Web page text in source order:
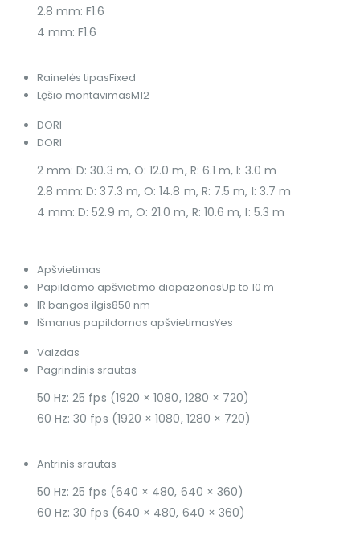
2.8 mm: F1.6
4 mm: F1.6
Rainelės tipasFixed
Lęšio montavimasM12
DORI
DORI
2 mm: D: 30.3 m, O: 12.0 m, R: 6.1 m, I: 3.0 m
2.8 mm: D: 37.3 m, O: 14.8 m, R: 7.5 m, I: 3.7 m
4 mm: D: 52.9 m, O: 21.0 m, R: 10.6 m, I: 5.3 m
Apšvietimas
Papildomo apšvietimo diapazonasUp to 10 m
IR bangos ilgis850 nm
Išmanus papildomas apšvietimasYes
Vaizdas
Pagrindinis srautas
50 Hz: 25 fps (1920 × 1080, 1280 × 720)
60 Hz: 30 fps (1920 × 1080, 1280 × 720)
Antrinis srautas
50 Hz: 25 fps (640 × 480, 640 × 360)
60 Hz: 30 fps (640 × 480, 640 × 360)